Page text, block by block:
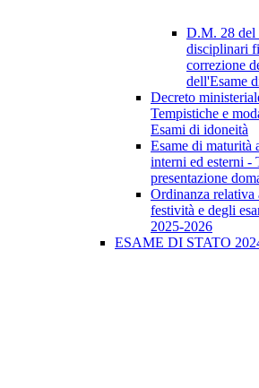
D.M. 28 del
disciplinari
correzione
dell'Esame
Decreto
Tempistiche e
Esami di idoneità
Esame di maturità
interni ed esterni -
presentazione
Ordinanza relativa
festività e degli
2025-2026
ESAME DI STATO